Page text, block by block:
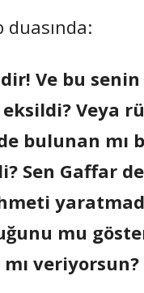
duasında:
Ve bu
eksildi? Veya
bulunan
Sen Gaffar
mu
mı